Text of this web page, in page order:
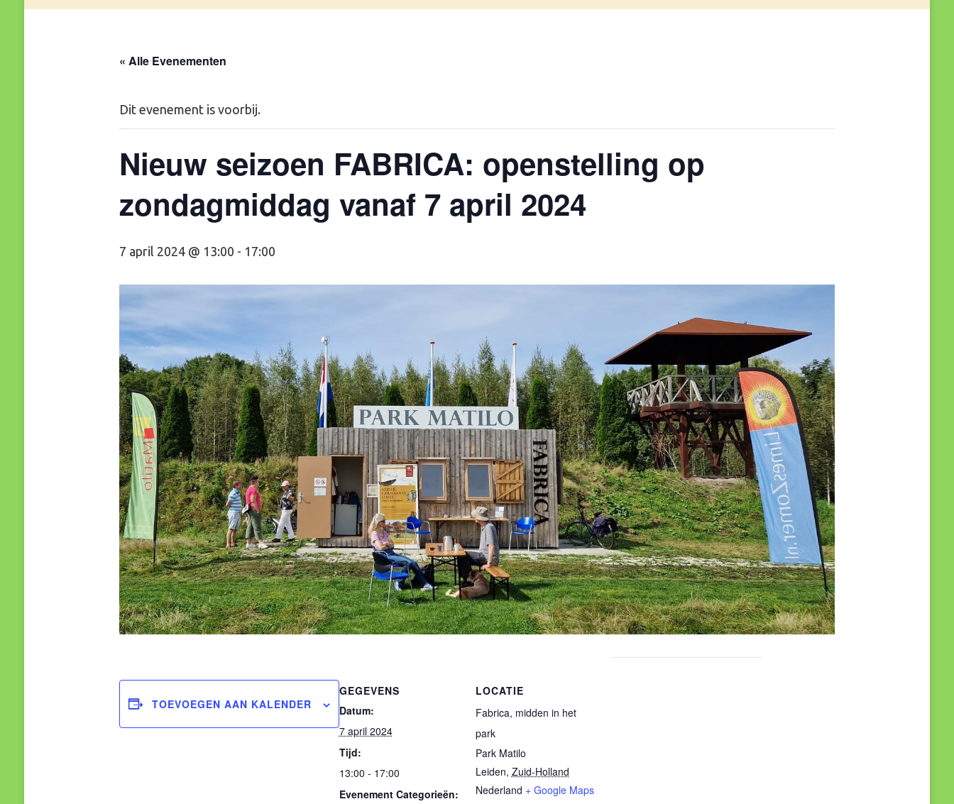
« Alle Evenementen
Dit evenement is voorbij.
Nieuw seizoen FABRICA: openstelling op
zondagmiddag vanaf 7 april 2024
7 april 2024 @ 13:00 - 17:00
TOEVOEGEN AAN KALENDER
GEGEVENS
Datum:
7 april 2024
Tijd:
13:00 - 17:00
Evenement Categorieën:
LOCATIE
Fabrica, midden in het
park
Park Matilo
Leiden, Zuid-Holland
Nederland + Google Maps